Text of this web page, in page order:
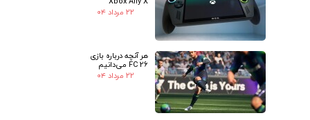
۲۲ مرداد ۰۴
هر آنچه درباره بازی
FC 26 می‌دانیم
۲۲ مرداد ۰۴